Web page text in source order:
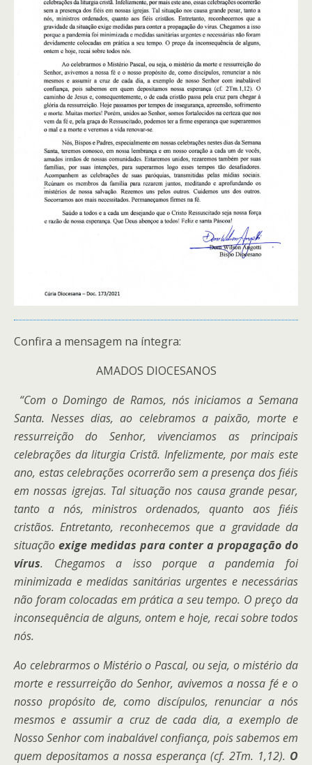
Confira a mensagem na íntegra:
AMADOS DIOCESANOS
“Com o Domingo de Ramos, nós iniciamos a Semana
Santa. Nesses dias, ao celebramos a paixão, morte e
ressurreição do Senhor, vivenciamos as principais
celebrações da liturgia Cristã. Infelizmente, por mais este
ano, estas celebrações ocorrerão sem a presença dos fiéis
em nossas igrejas. Tal situação nos causa grande pesar,
tanto a nós, ministros ordenados, quanto aos fiéis
cristãos. Entretanto, reconhecemos que a gravidade da
situação exige medidas para conter a propagação do
vírus. Chegamos a isso porque a pandemia foi
minimizada e medidas sanitárias urgentes e necessárias
não foram colocadas em prática a seu tempo. O preço da
inconsequência de alguns, ontem e hoje, recai sobre todos
nós.
Ao celebrarmos o Mistério o Pascal, ou seja, o mistério da
morte e ressurreição do Senhor, avivemos a nossa fé e o
nosso propósito de, como discípulos, renunciar a nós
mesmos e assumir a cruz de cada dia, a exemplo de
Nosso Senhor com inabalável confiança, pois sabemos em
quem depositamos a nossa esperança (cf. 2Tm. 1,12). O